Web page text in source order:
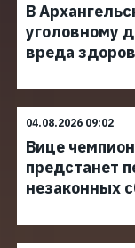
В
уголовному
вреда
04.08.2026 09:02
Вице
предстанет
незаконных